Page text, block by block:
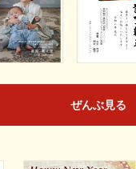
ぜんぶ見る